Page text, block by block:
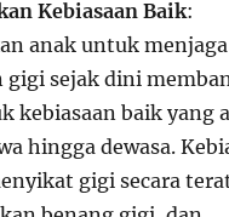
Kebiasaan Baik:
anak untuk menjaga
gigi sejak dini
kebiasaan baik yang
hingga dewasa.
gigi secara